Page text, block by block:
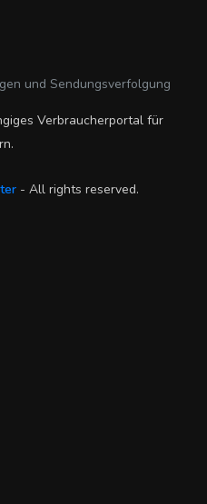
und Sendungsverfolgung
Verbraucherportal für
- All rights reserved.